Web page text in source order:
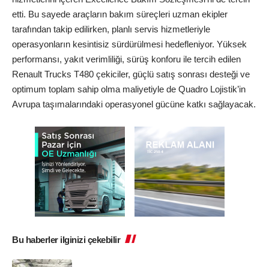
etti. Bu sayede araçların bakım süreçleri uzman ekipler
tarafından takip edilirken, planlı servis hizmetleriyle
operasyonların kesintisiz sürdürülmesi hedefleniyor. Yüksek
performansı, yakıt verimliliği, sürüş konforu ile tercih edilen
Renault Trucks T480 çekiciler, güçlü satış sonrası desteği ve
optimum toplam sahip olma maliyetiyle de Quadro Lojistik’in
Avrupa taşımalarındaki operasyonel gücüne katkı sağlayacak.
Bu haberler ilginizi çekebilir